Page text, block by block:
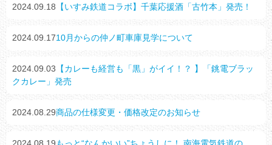
2024.09.18 【いすみ鉄道コラボ】千葉応援酒「古竹本」発売！
2024.09.1710月からの仲ノ町車庫見学について
2024.09.03 【カレーも経営も「黒」がイイ！？ 】「銚電ブラッ
クカレー」発売
2024.08.29商品の仕様変更・価格改定のお知らせ